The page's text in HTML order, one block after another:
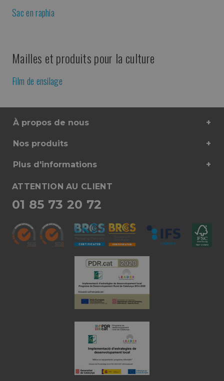
Sac en raphia
Mailles et produits pour la culture
Film de ensilage
À propos de nous
Nos produits
Plus d'informations
ATTENTION AU CLIENT
01 85 73 20 72